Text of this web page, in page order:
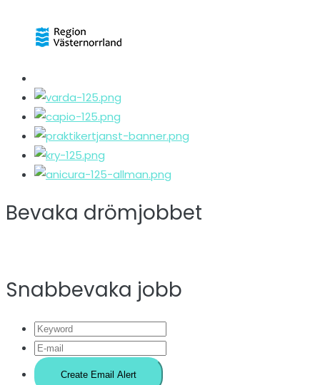
Bevaka drömjobbet
Snabbevaka jobb